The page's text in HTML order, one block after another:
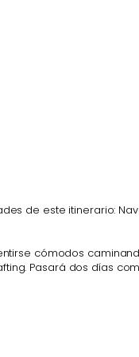
de este itinerario:
cómodos
Pasará dos días